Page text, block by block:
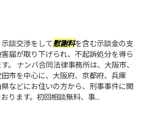
談交渉をして慰謝料を含む示談金の支
届が取り下げられ、不起訴処分を得ら
。 ナンバ合同法律事務所は、大阪市、
市を中心に、大阪府、京都府、兵庫
などにお住いの方から、刑事事件に関
ります。初回相談無料、事...